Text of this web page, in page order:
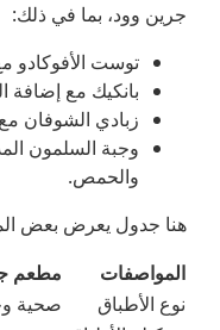
جرين وود، بما في ذلك:
توست الأفوكادو
بانكيك مع إضافة
زبادي الشوفان
وجبة السلمون
والحمص.
هنا جدول يعرض بعض
المواصفات
مطعم
نوع الأطباق
صحية